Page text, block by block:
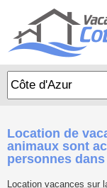
Location de
animaux sont
personnes
Location vacances sur